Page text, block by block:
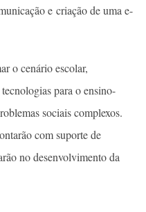
e criação de uma e-
o cenário escolar,
para o ensino-
sociais complexos.
com suporte de
no desenvolvimento da